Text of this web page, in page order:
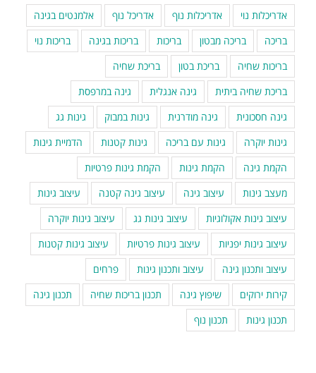
אדריכלות נוי אדריכלות נוף אדריכל נוף
אלמנטים בגינה
בריכה
בריכה מבטון בריכות בריכות בגינה
בריכות נוי
בריכות שחיה
בריכת בטון
בריכת שחיה
בריכת שחיה ביתית
גינה אנגלית
גינה במרפסת
גינה חסכונית
גינה מודרנית גינות במבוק
גינות גג
גינות יוקרה
גינות עם בריכה גינות קטנות
הדמיית גינות
הקמת גינה
הקמת גינות
הקמת גינות פרטיות
מעצב גינות
עיצוב גינה עיצוב גינה קטנה
עיצוב גינות
עיצוב גינות אקולוגיות
עיצוב גינות גג
עיצוב גינות יוקרה
עיצוב גינות יפניות
עיצוב גינות פרטיות
עיצוב גינות קטנות
עיצוב ותכנון גינה
עיצוב ותכנון גינות
פרחים
קירות ירוקים
שיפוץ גינה תכנון בריכות שחיה
תכנון גינה
תכנון גינות
תכנון נוף